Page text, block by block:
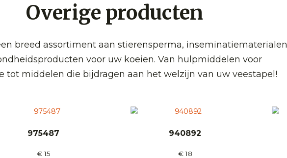
Overige producten
breed assortiment aan stierensperma, inseminatiematerialen
voor uw koeien. Van hulpmiddelen voor
tot middelen die bijdragen aan het welzijn van uw veestapel!
975487
€15
940892
€18